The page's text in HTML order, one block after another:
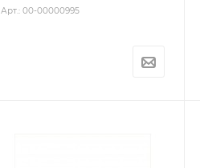
Арт.: 00-00000995